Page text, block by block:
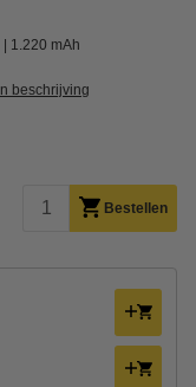
1.220 mAh
beschrijving
Bestellen